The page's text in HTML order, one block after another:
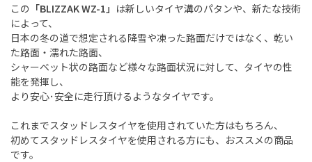
この 「BLIZZAK WZ-1」 は新しいタイヤ溝のパタンや、新たな技術
によって、
日本の冬の道で想定される降雪や凍った路面だけではなく、乾い
た路面・濡れた路面、
シャーベット状の路面など様々な路面状況に対して、タイヤの性
能を発揮し、
より安心･安全に走行頂けるようなタイヤです。
これまでスタッドレスタイヤを使用されていた方はもちろん、
初めてスタッドレスタイヤを使用される方にも、おススメの商品
です。